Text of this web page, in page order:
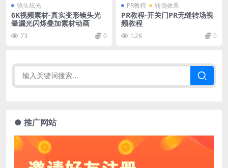
镜头炫光
6K视频素材-真实变形镜头光
晕漏光闪烁叠加素材动画
73 0
PR教程 转场效果
PR教程-开关门PR无缝转场视
频教程
1.2K 0
● 推广网站